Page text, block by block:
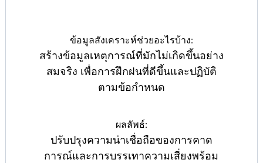
ข้อมูลสังเคราะห์ช่วยอะไรบ้าง:
สร้างข้อมูลเหตุการณ์ที่มักไม่เกิดขึ้นอย่าง
สมจริง เพื่อการฝึกฝนที่ดีขึ้นและปฏิบัติ
ตามข้อกำหนด
ผลลัพธ์:
ปรับปรุงความน่าเชื่อถือของการคาด
การณ์และการบรรเทาความเสี่ยงพร้อม